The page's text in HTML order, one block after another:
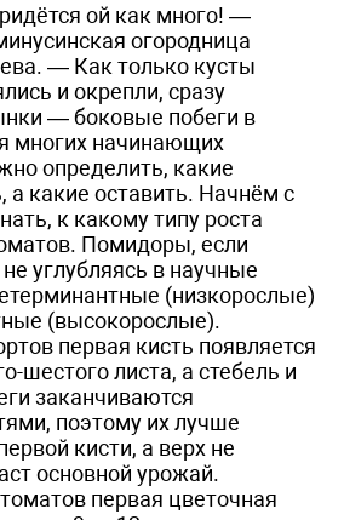
ой как много! —
огородница
— Как только кусты
и окрепли, сразу
— боковые побеги в
многих начинающих
определить, какие
а какие оставить. Начнём с
к какому типу роста
Помидоры, если
углубляясь в научные
(низкорослые)
(высокорослые).
первая кисть появляется
шестого листа, а стебель и
заканчиваются
поэтому их лучше
кисти, а верх не
основной урожай.
первая цветочная